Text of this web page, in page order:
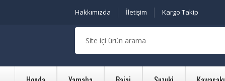
Hakkımızda İletişim Kargo Takip